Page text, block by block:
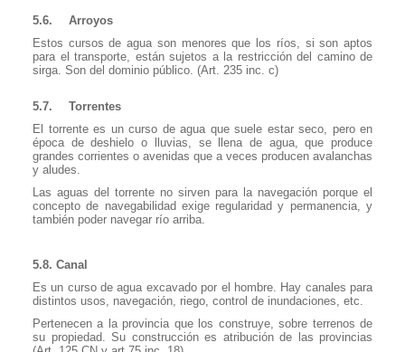
5.6.
Arroyos
Estos cursos de agua son menores que los ríos, si son aptos
para el transporte, están sujetos a la restricción del camino de
sirga. Son del dominio público. (Art. 235 inc. c)
5.7.
Torrentes
El torrente es un curso de agua que suele estar seco, pero en
época de deshielo o lluvias, se llena de agua, que produce
grandes corrientes o avenidas que a veces producen avalanchas
y aludes.
Las aguas del torrente no sirven para la navegación porque el
concepto de navegabilidad exige regularidad y permanencia, y
también poder navegar río arriba.
5.8. Canal
Es un curso de agua excavado por el hombre. Hay canales para
distintos usos, navegación, riego, control de inundaciones, etc.
Pertenecen a la provincia que los construye, sobre terrenos de
su propiedad. Su construcción es atribución de las provincias